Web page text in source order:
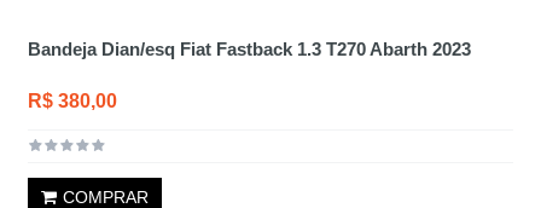
Bandeja Dian/esq Fiat Fastback 1.3 T270 Abarth 2023
R$ 380,00
COMPRAR